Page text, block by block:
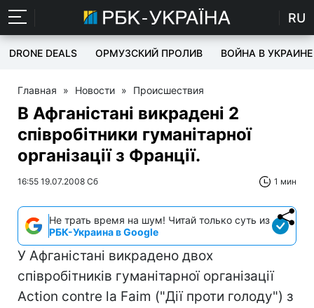
RU
DRONE DEALS ОРМУЗСКИЙ ПРОЛИВ ВОЙНА В УКРАИНЕ
Главная » Новости » Происшествия
В Афганістані викрадені 2
співробітники гуманітарної
організації з Франції.
16:55 19.07.2008 Сб 1 мин
Не трать время на шум! Читай только суть из
РБК-Украина в Google
У Афганістані викрадено двох
співробітників гуманітарної організації
Action contre la Faim ("Дії проти голоду") з